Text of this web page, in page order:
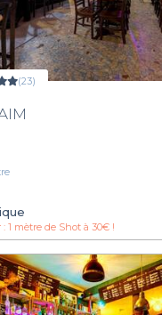
(23)
: 1 mètre de Shot à 30€ !